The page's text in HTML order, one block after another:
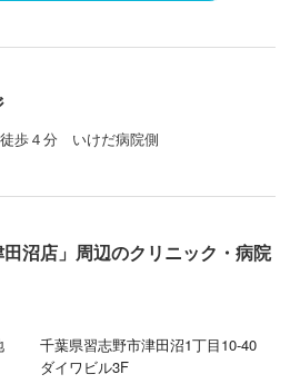
歩４分 いけだ病院側
沼店」周辺のクリニック・病院
千葉県習志野市津田沼1丁目10-40
ダイワビル3F